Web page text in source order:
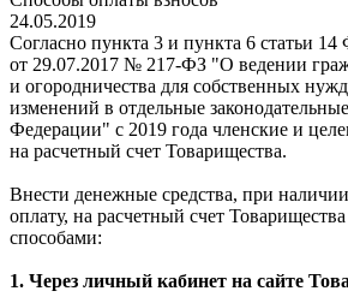
24.05.2019
Согласно пункта 3 и пункта 6 статьи 14
от 29.07.2017 № 217-ФЗ "О ведении
и огородничества для собственных
изменений в отдельные
Федерации" с 2019 года членские и
на расчетный счет Товарищества.
Внести денежные средства, при
оплату, на расчетный счет
способами:
1. Через личный кабинет на сайте